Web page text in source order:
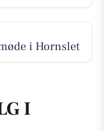
i Hornslet
I